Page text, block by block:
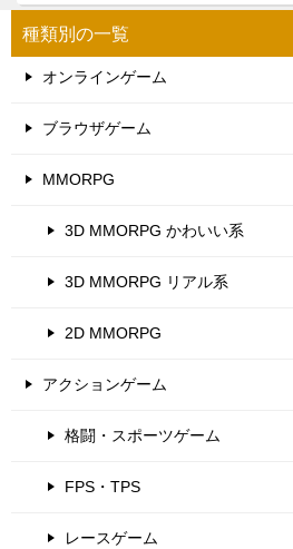
種類別の一覧
オンラインゲーム
ブラウザゲーム
MMORPG
3D MMORPG かわいい系
3D MMORPG リアル系
2D MMORPG
アクションゲーム
格闘・スポーツゲーム
FPS・TPS
レースゲーム